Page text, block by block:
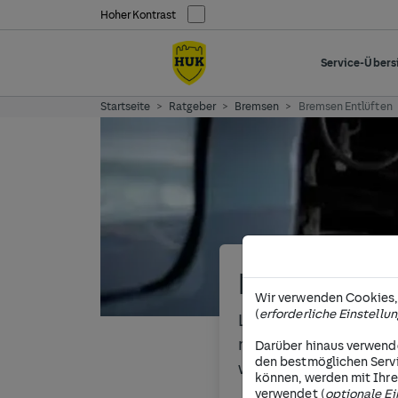
Wir verwenden
(erforderliche
Darüber hinaus
den bestmöglichen
können, werden mit
verwendet (optionale
Hoher Kontrast
Service-
Startseite Ratgeber Bremsen Bremsen Entlüften
Bremsen
Luft im
regelmäßiges
wichtig für die